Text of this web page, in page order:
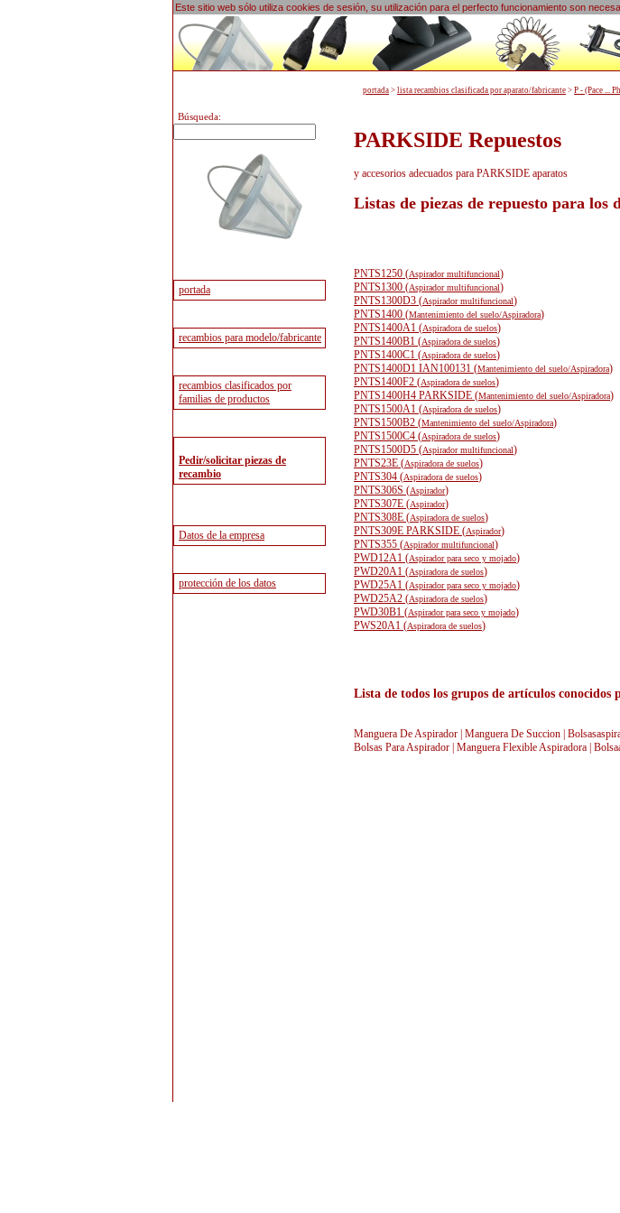
Este sitio web sólo utiliza cookies de sesión, su utilización para el perfecto funcionamiento son
PARKSIDE Repuestos
y accesorios adecuados para PARKSIDE aparatos
Listas de piezas de repuesto para
PNTS1250 (Aspirador multifuncional)
PNTS1300 (Aspirador multifuncional)
PNTS1300D3 (Aspirador multifuncional)
PNTS1400 (Mantenimiento del suelo/Aspiradora)
PNTS1400A1 (Aspiradora de suelos)
PNTS1400B1 (Aspiradora de suelos)
PNTS1400C1 (Aspiradora de suelos)
PNTS1400D1 IAN100131 (Mantenimiento del suelo/Aspiradora)
PNTS1400F2 (Aspiradora de suelos)
PNTS1400H4 PARKSIDE (Mantenimiento del suelo/Aspiradora)
PNTS1500A1 (Aspiradora de suelos)
PNTS1500B2 (Mantenimiento del suelo/Aspiradora)
PNTS1500C4 (Aspiradora de suelos)
PNTS1500D5 (Aspirador multifuncional)
PNTS23E (Aspiradora de suelos)
PNTS304 (Aspiradora de suelos)
PNTS306S (Aspirador)
PNTS307E (Aspirador)
PNTS308E (Aspiradora de suelos)
PNTS309E PARKSIDE (Aspirador)
PNTS355 (Aspirador multifuncional)
PWD12A1 (Aspirador para seco y mojado)
PWD20A1 (Aspiradora de suelos)
PWD25A1 (Aspirador para seco y mojado)
PWD25A2 (Aspiradora de suelos)
PWD30B1 (Aspirador para seco y mojado)
PWS20A1 (Aspiradora de suelos)
Lista de todos los grupos de artículos conocidos
Manguera De Aspirador | Manguera De Succion |
Bolsas Para Aspirador | Manguera Flexible Aspiradora |
portada > lista recambios clasificada por aparato/fabricante > P - (Pace ...
Búsqueda: